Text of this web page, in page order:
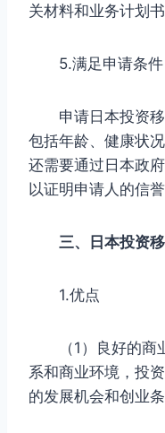
关材料和业务计划书
5.满足申请条件
申请日本投资移
包括年龄、健康状
还需要通过日本政
以证明申请人的信誉
三、日本投资
1.优点
（1）良好的商
系和商业环境，投
的发展机会和创业条